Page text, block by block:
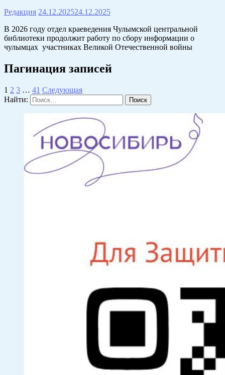
Редакция 24.12.202524.12.2025
В 2026 году отдел краеведения Чулымской центральной
библиотеки продолжит работу по сбору информации о
чулымцах участниках Великой Отечественной войны
Пагинация записей
1 2 3 … 41 Следующая
Найти: